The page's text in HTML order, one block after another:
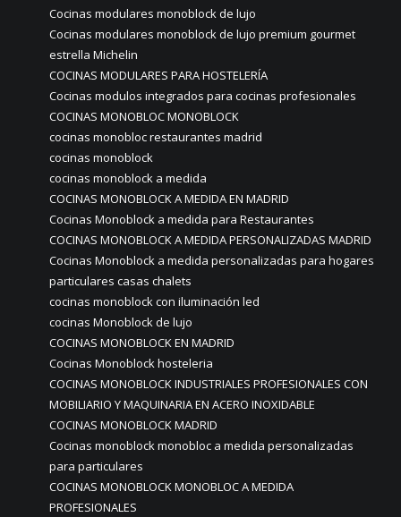
Cocinas modulares monoblock de lujo
Cocinas modulares monoblock de lujo premium gourmet
estrella Michelin
COCINAS MODULARES PARA HOSTELERÍA
Cocinas modulos integrados para cocinas profesionales
COCINAS MONOBLOC MONOBLOCK
cocinas monobloc restaurantes madrid
cocinas monoblock
cocinas monoblock a medida
COCINAS MONOBLOCK A MEDIDA EN MADRID
Cocinas Monoblock a medida para Restaurantes
COCINAS MONOBLOCK A MEDIDA PERSONALIZADAS MADRID
Cocinas Monoblock a medida personalizadas para hogares
particulares casas chalets
cocinas monoblock con iluminación led
cocinas Monoblock de lujo
COCINAS MONOBLOCK EN MADRID
Cocinas Monoblock hosteleria
COCINAS MONOBLOCK INDUSTRIALES PROFESIONALES CON
MOBILIARIO Y MAQUINARIA EN ACERO INOXIDABLE
COCINAS MONOBLOCK MADRID
Cocinas monoblock monobloc a medida personalizadas
para particulares
COCINAS MONOBLOCK MONOBLOC A MEDIDA
PROFESIONALES